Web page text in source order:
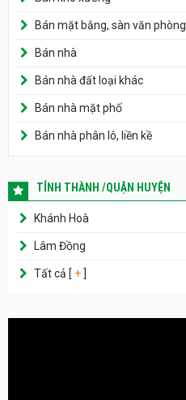
Bán mặt bằng, sàn văn phòng
Bán nhà
Bán nhà đất loại khác
Bán nhà mặt phố
Bán nhà phân lô, liền kề
TỈNH THÀNH /QUẬN HUYỆN
Khánh Hoà
Lâm Đồng
Tất cả [ +]